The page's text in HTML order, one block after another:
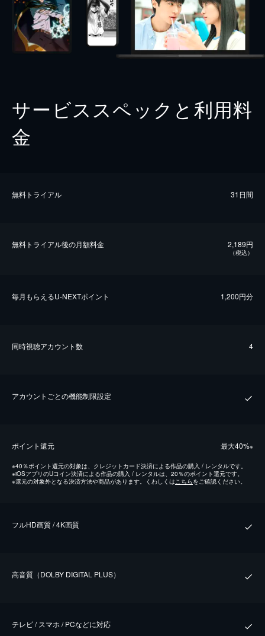
サービススペックと利用料
金
無料トライアル 31日間
無料トライアル後の⽉額料金 2,189円
（税込）
毎⽉もらえるU-NEXTポイント 1,200円分
同時視聴アカウント数 4
アカウントごとの機能制限設定
ポイント還元 最⼤40%※
※40％ポイント還元の対象は、クレジットカード決済による作品の購入 / レンタルです。
※iOSアプリのUコイン決済による作品の購入 / レンタルは、20％のポイント還元です。
※還元の対象外となる決済方法や商品があります。くわしくはこちらをご確認ください。
フルHD画質 / 4K画質
⾼⾳質（DOLBY DIGITAL PLUS）
テレビ / スマホ / PCなどに対応